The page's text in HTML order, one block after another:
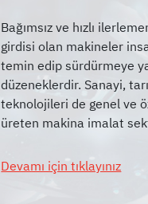
Bağımsız ve hızlı
girdisi olan makineler
temin edip sürdürmeye
düzeneklerdir. Sanayi,
teknolojileri de genel ve
Devamı için tıklayınız